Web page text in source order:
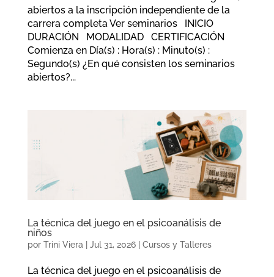
abiertos a la inscripción independiente de la
carrera completa Ver seminarios INICIO
DURACIÓN MODALIDAD CERTIFICACIÓN
Comienza en Día(s) : Hora(s) : Minuto(s) :
Segundo(s) ¿En qué consisten los seminarios
abiertos?...
La técnica del juego en el psicoanálisis de
niños
por Trini Viera Jul 31, 2026| Cursos y Talleres
La técnica del juego en el psicoanálisis de